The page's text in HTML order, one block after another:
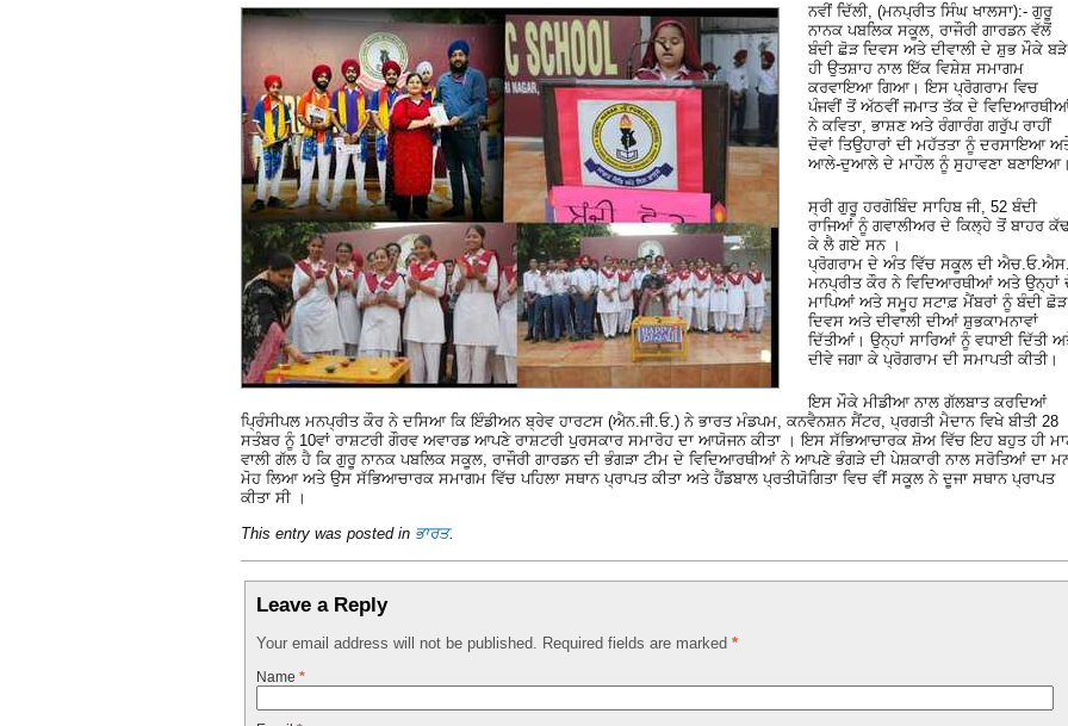
ਨਵੀਂ ਦਿੱਲੀ, (ਮਨਪ੍ਰੀਤ ਸਿੰਘ ਖਾਲਸਾ):- ਗੁਰੂ
ਨਾਨਕ ਪਬਲਿਕ ਸਕੂਲ, ਰਾਜੌਰੀ ਗਾਰਡਨ ਵੱਲੋਂ
ਬੰਦੀ ਛੋੜ ਦਿਵਸ ਅਤੇ ਦੀਵਾਲੀ ਦੇ ਸ਼ੁਭ ਮੌਕੇ ਬੜੇ
ਹੀ ਉਤਸ਼ਾਹ ਨਾਲ ਇੱਕ ਵਿਸ਼ੇਸ਼ ਸਮਾਗਮ
ਕਰਵਾਇਆ ਗਿਆ। ਇਸ ਪ੍ਰੋਗਰਾਮ ਵਿਚ
ਪੰਜਵੀਂ ਤੋਂ ਅੱਠਵੀਂ ਜਮਾਤ ਤੱਕ ਦੇ
ਨੇ ਕਵਿਤਾ, ਭਾਸ਼ਣ ਅਤੇ ਰੰਗਾਰੰਗ ਗਰੁੱਪ ਰਾਹੀਂ
ਦੋਵਾਂ ਤਿਉਹਾਰਾਂ ਦੀ ਮਹੱਤਤਾ ਨੂੰ ਦਰਸਾਇਆ
ਆਲੇ-ਦੁਆਲੇ ਦੇ ਮਾਹੌਲ ਨੂੰ ਸੁਹਾਵਣਾ ਬਣਾਇਆ।
ਸ੍ਰੀ ਗੁਰੂ ਹਰਗੋਬਿੰਦ ਸਾਹਿਬ ਜੀ, 52 ਬੰਦੀ
ਰਾਜਿਆਂ ਨੂੰ ਗਵਾਲੀਅਰ ਦੇ ਕਿਲ੍ਹੇ ਤੋਂ ਬਾਹਰ ਕੱਢ
ਕੇ ਲੈ ਗਏ ਸਨ ।
ਪ੍ਰੋਗਰਾਮ ਦੇ ਅੰਤ ਵਿੱਚ ਸਕੂਲ ਦੀ ਐਚ.ਓ.ਐਸ.
ਮਨਪ੍ਰੀਤ ਕੌਰ ਨੇ ਵਿਦਿਆਰਥੀਆਂ ਅਤੇ ਉਨ੍ਹਾਂ
ਮਾਪਿਆਂ ਅਤੇ ਸਮੂਹ ਸਟਾਫ਼ ਮੈਂਬਰਾਂ ਨੂੰ ਬੰਦੀ ਛੋੜ
ਦਿਵਸ ਅਤੇ ਦੀਵਾਲੀ ਦੀਆਂ ਸ਼ੁਭਕਾਮਨਾਵਾਂ
ਦਿੱਤੀਆਂ। ਉਨ੍ਹਾਂ ਸਾਰਿਆਂ ਨੂੰ ਵਧਾਈ ਦਿੱਤੀ
ਦੀਵੇ ਜਗਾ ਕੇ ਪ੍ਰੋਗਰਾਮ ਦੀ ਸਮਾਪਤੀ ਕੀਤੀ।
ਇਸ ਮੌਕੇ ਮੀਡੀਆ ਨਾਲ ਗੱਲਬਾਤ ਕਰਦਿਆਂ
ਪ੍ਰਿੰਸੀਪਲ ਮਨਪ੍ਰੀਤ ਕੌਰ ਨੇ ਦਸਿਆ ਕਿ ਇੰਡੀਅਨ ਬ੍ਰੇਵ ਹਾਰਟਸ (ਐਨ.ਜੀ.ਓ.) ਨੇ ਭਾਰਤ ਮੰਡਪਮ, ਕਨਵੈਨਸ਼ਨ ਸੈਂਟਰ, ਪ੍ਰਗਤੀ ਮੈਦਾਨ ਵਿਖੇ ਬੀਤੀ 28
ਸਤੰਬਰ ਨੂੰ 10ਵਾਂ ਰਾਸ਼ਟਰੀ ਗੌਰਵ ਅਵਾਰਡ ਆਪਣੇ ਰਾਸ਼ਟਰੀ ਪੁਰਸਕਾਰ ਸਮਾਰੋਹ ਦਾ ਆਯੋਜਨ ਕੀਤਾ । ਇਸ ਸੱਭਿਆਚਾਰਕ ਸ਼ੋਅ ਵਿੱਚ ਇਹ ਬਹੁਤ ਹੀ
ਵਾਲੀ ਗੱਲ ਹੈ ਕਿ ਗੁਰੂ ਨਾਨਕ ਪਬਲਿਕ ਸਕੂਲ, ਰਾਜੌਰੀ ਗਾਰਡਨ ਦੀ ਭੰਗੜਾ ਟੀਮ ਦੇ ਵਿਦਿਆਰਥੀਆਂ ਨੇ ਆਪਣੇ ਭੰਗੜੇ ਦੀ ਪੇਸ਼ਕਾਰੀ ਨਾਲ ਸਰੋਤਿਆਂ ਦਾ
ਮੋਹ ਲਿਆ ਅਤੇ ਉਸ ਸੱਭਿਆਚਾਰਕ ਸਮਾਗਮ ਵਿੱਚ ਪਹਿਲਾ ਸਥਾਨ ਪ੍ਰਾਪਤ ਕੀਤਾ ਅਤੇ ਹੈਂਡਬਾਲ ਪ੍ਰਤੀਯੋਗਿਤਾ ਵਿਚ ਵੀਂ ਸਕੂਲ ਨੇ ਦੂਜਾ ਸਥਾਨ ਪ੍ਰਾਪਤ
ਕੀਤਾ ਸੀ ।
This entry was posted in ਭਾਰਤ.
Leave a Reply
Your email address will not be published. Required fields are marked *
Name *